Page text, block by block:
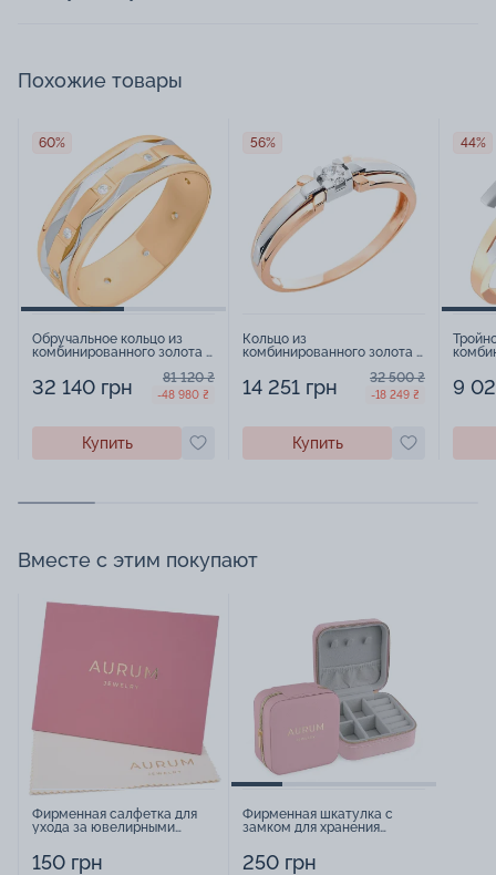
Похожие товары
60%
Обручальное кольцо из
комбинированного золота с
32 140 грн 81 120 ₴
-48 980 ₴
Купить
56%
Кольцо из
комбинированного золота с
14 251 грн 32 500 ₴
-18 249 ₴
Купить
44%
9
Вместе с этим покупают
Фирменная салфетка для
ухода за ювелирными
150 грн
Фирменная шкатулка с
замком для хранения
250 грн